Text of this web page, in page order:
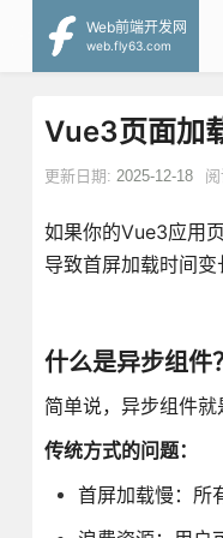
Web前端开发网
web.fly63.com
Vue3页面加
更新日期: 2025-12-18
如果你的Vue3应用
导致首屏加载时间
什么是异步组件？
简单说，异步组件就
传统方式的问题：
首屏加载慢：所